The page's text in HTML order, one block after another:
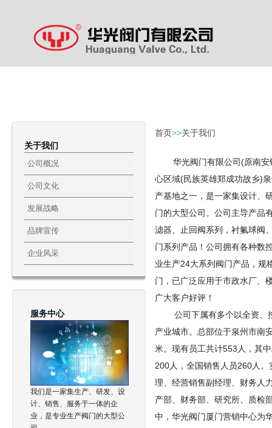
关于我们
公司概况
公司文化
发展战略
品牌宣传
企业风采
服务中心
我们是一家集生产、研发、设
计、销售、服务于一体的企
业，是专业生产阀门的大型公
首页>>关于我们
华光阀门有限公司(原南安
心区域(民族英雄郑成功故乡)
产基地之一，是一家集设计、
门的大型公司。公司主导产品
滤器、止回阀系列，衬氟球阀
门系列产品！公司拥有各种数
业生产24大系列阀门产品，规
门，已广泛应用于市政水厂、
广大客户好评！
公司下属有多个以全资、控
产业城市。总部位于泉州市南
米。现有员工共计553人，其
200人，全国销售人员260人
理、经营销售副经理、财务人
产部、财务部、研究所、质检
中，华光阀门厦门营销中心为